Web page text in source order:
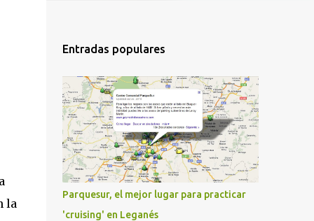
la
Entradas populares
Parquesur, el mejor lugar para practicar
'cruising' en Leganés